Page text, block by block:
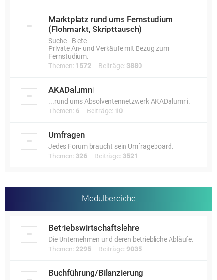
Marktplatz rund ums Fernstudium
(Flohmarkt, Skripttausch)
Suche - Biete
Private An- und Verkäufe mit Bezug zum
Fernstudium.
Themen: 1572 Beiträge: 3880
AKADalumni
...rund ums Absolventennetzwerk AKADalumni.
Themen: 6 Beiträge: 10
Umfragen
Jedes Forum braucht sein Umfrageboard.
Themen: 326 Beiträge: 3521
Modulbereiche
Betriebswirtschaftslehre
Die Unternehmen und deren betriebliche Abläufe.
Themen: 2295 Beiträge: 9035
Buchführung/Bilanzierung